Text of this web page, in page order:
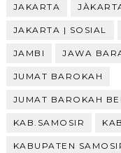
JAKARTA
JAKARTA | SOSIAL
JAMBI JAWA
JUMAT BAROKAH
JUMAT BAROKAH
KAB.SAMOSIR
KABUPATEN